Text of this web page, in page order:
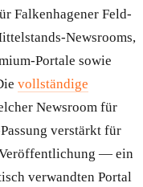
Falkenhagener Feld-
Newsrooms,
Portale sowie
vollständige
Newsroom für
verstärkt für
Veröffentlichung — ein
verwandten Portal